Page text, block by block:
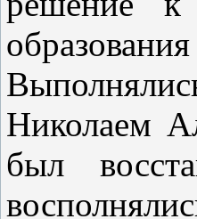
Николаем
был